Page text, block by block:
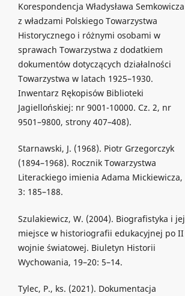
Korespondencja Władysława Semkowicza
z władzami Polskiego Towarzystwa
Historycznego i różnymi osobami w
sprawach Towarzystwa z dodatkiem
dokumentów dotyczących działalności
Towarzystwa w latach 1925–1930.
Inwentarz Rękopisów Biblioteki
Jagiellońskiej: nr 9001-10000. Cz. 2, nr
9501–9800, strony 407–408).
Starnawski, J. (1968). Piotr Grzegorczyk
(1894–1968). Rocznik Towarzystwa
Literackiego imienia Adama Mickiewicza,
3: 185–188.
Szulakiewicz, W. (2004). Biografistyka i jej
miejsce w historiografii edukacyjnej po II
wojnie światowej. Biuletyn Historii
Wychowania, 19–20: 5–14.
Tylec, P., ks. (2021). Dokumentacja